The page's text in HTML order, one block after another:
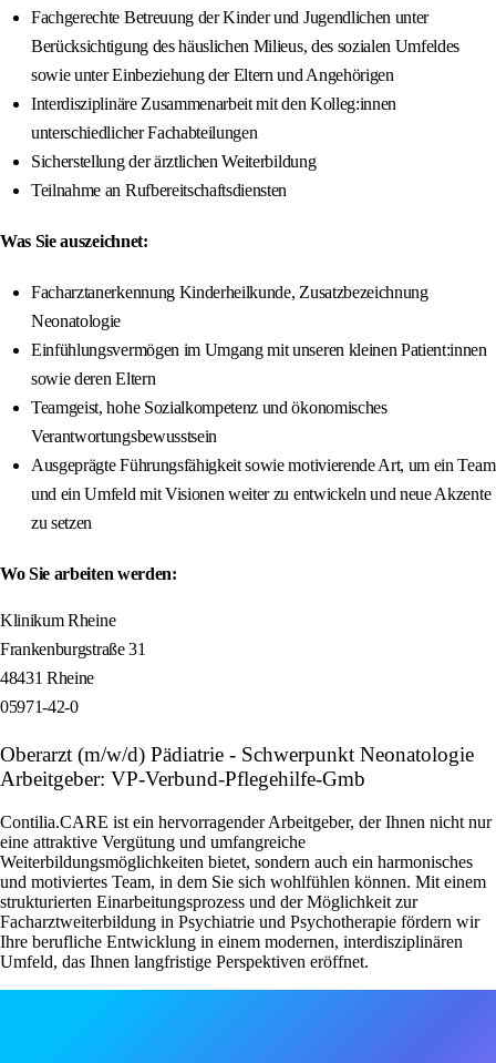
Fachgerechte Betreuung der Kinder und Jugendlichen unter
Berücksichtigung des häuslichen Milieus, des sozialen Umfeldes
sowie unter Einbeziehung der Eltern und Angehörigen
Interdisziplinäre Zusammenarbeit mit den Kolleg:innen
unterschiedlicher Fachabteilungen
Sicherstellung der ärztlichen Weiterbildung
Teilnahme an Rufbereitschaftsdiensten
Was Sie auszeichnet:
Facharztanerkennung Kinderheilkunde, Zusatzbezeichnung
Neonatologie
Einfühlungsvermögen im Umgang mit unseren kleinen Patient:innen
sowie deren Eltern
Teamgeist, hohe Sozialkompetenz und ökonomisches
Verantwortungsbewusstsein
Ausgeprägte Führungsfähigkeit sowie motivierende Art, um ein Team
und ein Umfeld mit Visionen weiter zu entwickeln und neue Akzente
zu setzen
Wo Sie arbeiten werden:
Klinikum Rheine
Frankenburgstraße 31
48431 Rheine
05971-42-0
Oberarzt (m/w/d) Pädiatrie - Schwerpunkt Neonatologie
Arbeitgeber: VP-Verbund-Pflegehilfe-Gmb
Contilia.CARE ist ein hervorragender Arbeitgeber, der Ihnen nicht nur
eine attraktive Vergütung und umfangreiche
Weiterbildungsmöglichkeiten bietet, sondern auch ein harmonisches
und motiviertes Team, in dem Sie sich wohlfühlen können. Mit einem
strukturierten Einarbeitungsprozess und der Möglichkeit zur
Facharztweiterbildung in Psychiatrie und Psychotherapie fördern wir
Ihre berufliche Entwicklung in einem modernen, interdisziplinären
Umfeld, das Ihnen langfristige Perspektiven eröffnet.